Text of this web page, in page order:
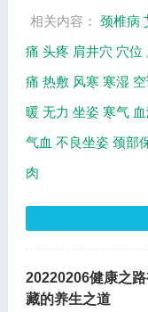
相关内容： 颈椎病
痛 头疼 肩井穴 穴位
痛 热敷 风寒 寒湿
暖 无力 坐姿 寒气
气血 不良坐姿 颈部
肉
20220206健康之
藏的养生之道